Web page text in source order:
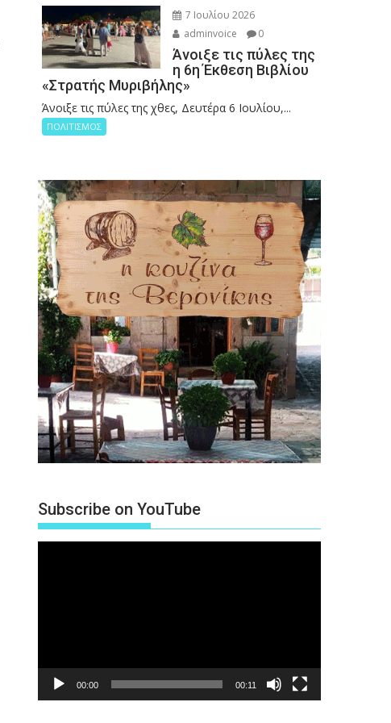
7 Ιουλίου 2026
adminvoice
0
Άνοιξε τις πύλες της
η 6η Έκθεση Βιβλίου
«Στρατής Μυριβήλης»
Άνοιξε τις πύλες της χθες, Δευτέρα 6 Ιουλίου,...
ΠΟΛΙΤΙΣΜΟΣ
Subscribe on YouTube
00:00 00:11